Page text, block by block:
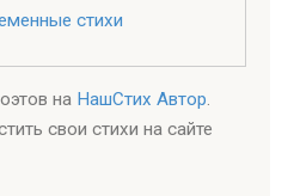
стихи
на НашСтих Автор.
свои стихи на сайте